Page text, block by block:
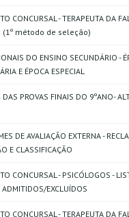
CONCURSAL - TERAPEUTA DA
(1º método de seleção)
DO ENSINO SECUNDÁRIO -
E ÉPOCA ESPECIAL
DAS PROVAS FINAIS DO 9ºANO-
DE AVALIAÇÃO EXTERNA -
E CLASSIFICAÇÃO
CONCURSAL - PSICÓLOGOS -
ADMITIDOS/EXCLUÍDOS
CONCURSAL - TERAPEUTA DA